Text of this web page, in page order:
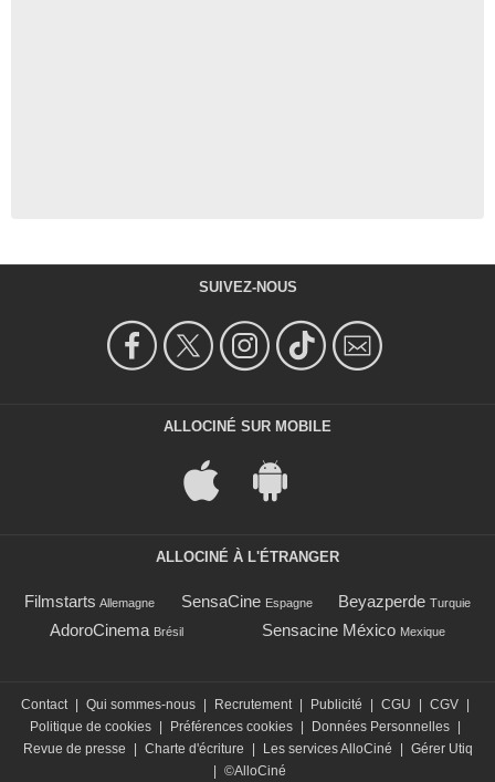
SUIVEZ-NOUS
ALLOCINÉ SUR MOBILE
ALLOCINÉ À L'ÉTRANGER
Filmstarts Allemagne SensaCine Espagne Beyazperde Turquie
AdoroCinema Brésil Sensacine México Mexique
Contact | Qui sommes-nous | Recrutement | Publicité | CGU | CGV |
Politique de cookies | Préférences cookies | Données Personnelles |
Revue de presse
| Charte d'écriture | Les services AlloCiné | Gérer Utiq
| ©AlloCiné